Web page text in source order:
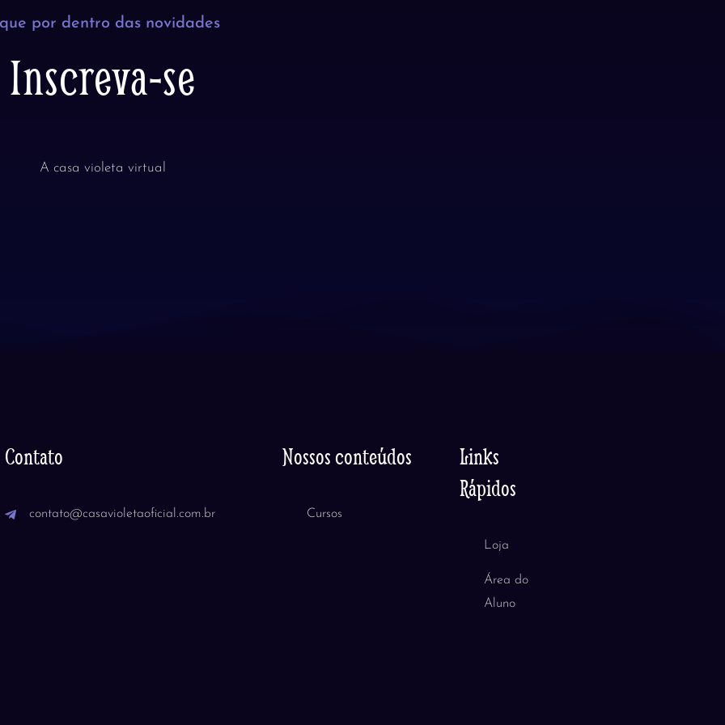
por dentro das novidades
Inscreva-se
A casa violeta virtual
Contato
contato@casavioletaoficial.com.br
Nossos conteúdos
Cursos
Links
Rápidos
Loja
Área do
Aluno